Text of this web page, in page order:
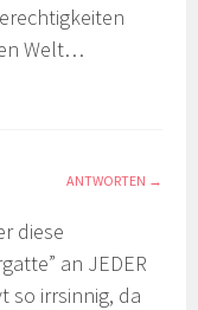
Welt…
ANTWORTEN
diese
an JEDER
so irrsinnig, da